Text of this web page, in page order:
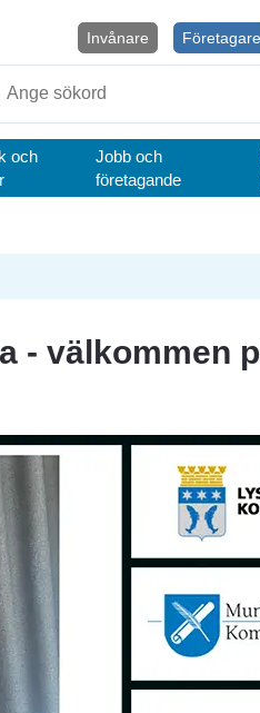
Företagare
Invånare
och
Jobb och
företagande
- välkommen